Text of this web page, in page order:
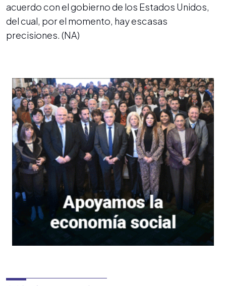
acuerdo con el gobierno de los Estados Unidos,
del cual, por el momento, hay escasas
precisiones. (NA)